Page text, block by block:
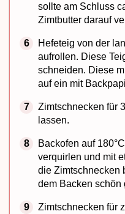
sollte am Schluss
Zimtbutter darauf
Hefeteig von der
aufrollen. Diese
schneiden. Diese
auf ein mit
Zimtschnecken für
lassen.
Backofen auf
verquirlen und mit
die Zimtschnecken
dem Backen schön
Zimtschnecken für